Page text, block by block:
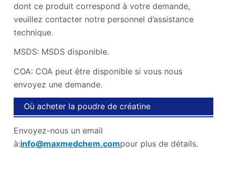
dont ce produit correspond à votre demande,
veuillez contacter notre personnel d’assistance
technique.
MSDS: MSDS disponible.
COA: COA peut être disponible si vous nous
envoyez une demande.
Où acheter la poudre de créatine
Envoyez-nous un email
à:info@maxmedchem.compour plus de détails.